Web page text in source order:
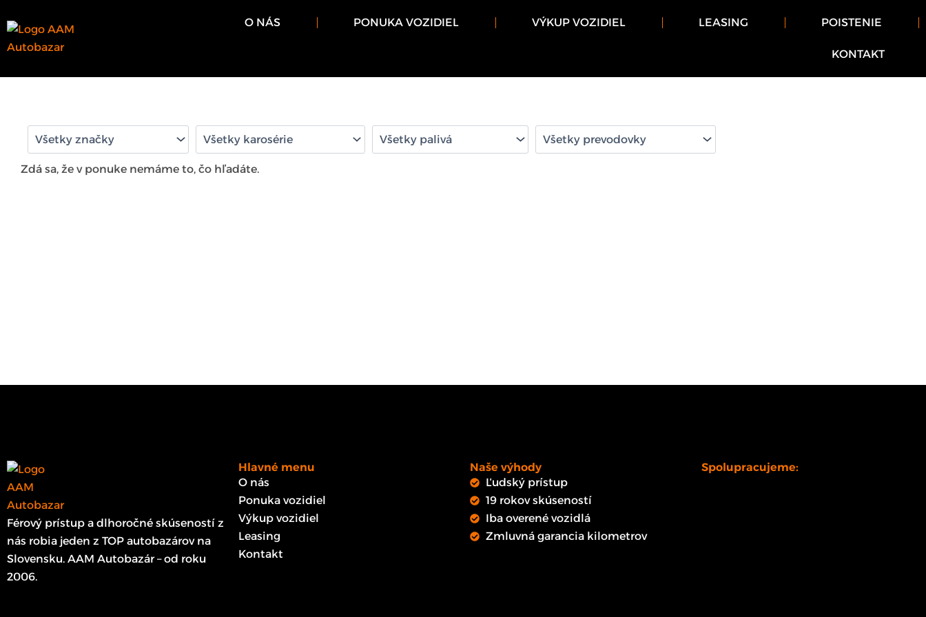
na
obsah
O NÁS PONUKA VOZIDIEL VÝKUP VOZIDIEL LEASING POISTENIE
KONTAKT
Zdá sa, že v ponuke nemáme to, čo hľadáte.
Férový prístup a dlhoročné skúseností z
nás robia jeden z TOP autobazárov na
Slovensku. AAM Autobazár – od roku
2006.
Hlavné menu
O nás
Ponuka vozidiel
Výkup vozidiel
Leasing
Kontakt
Naše výhody
Ľudský prístup
19 rokov skúseností
Iba overené vozidlá
Zmluvná garancia kilometrov
Spolupracujeme: